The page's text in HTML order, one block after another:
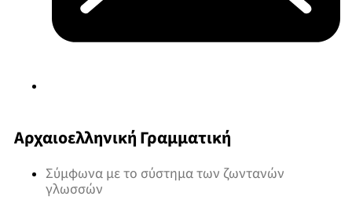
Αρχαιοελληνική Γραμματική
Σύμφωνα με το σύστημα των ζωντανών
γλωσσών